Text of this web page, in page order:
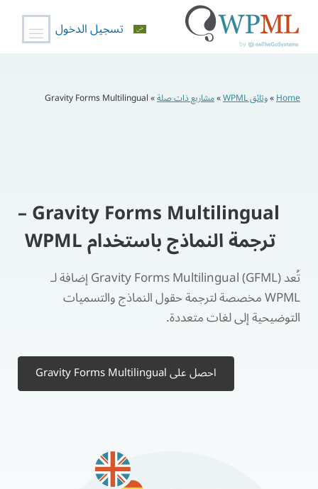
تسجيل الدخول
Home
»وثائق WPML »مشاريع ذات صلة»
Gravity Forms Multilingual
Gravity Forms Multilingual –
ترجمة النماذج باستخدام WPML
تُعد Gravity Forms Multilingual (GFML) إضافة لـ
WPML مخصصة لترجمة حقول النماذج والتسميات
التوضيحية إلى لغات متعددة.
احصل على Gravity Forms Multilingual